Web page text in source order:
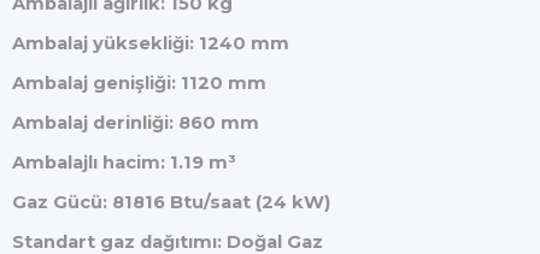
Ambalaj yüksekliği: 1240 mm
Ambalaj genişliği: 1120 mm
Ambalaj derinliği: 860 mm
Ambalajlı hacim: 1.19 m³
Gaz Gücü: 81816 Btu/saat (24 kW)
Standart gaz dağıtımı: Doğal Gaz